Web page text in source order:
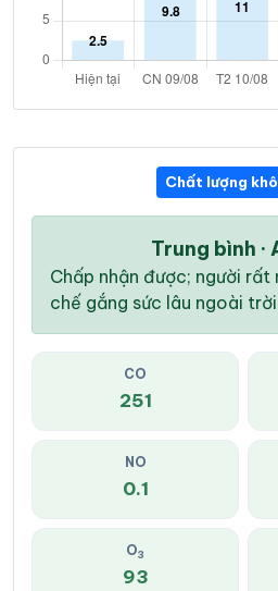
Chất lượng
Trung bình ·
Chấp nhận được; người rất
chế gắng sức lâu ngoài
CO
251
NO
0.1
O3
93